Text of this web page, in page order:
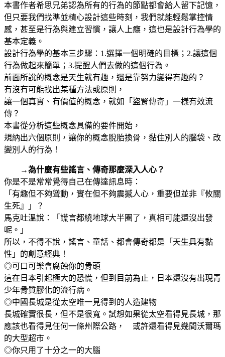
本書作者希思兄弟認為所有的行為的節點都會給人留下記憶，
但只要我們找準並精心設計這些時刻，我們就能輕鬆掌控情
感，甚至是行為與建立習慣，讓人上癮，這也是設計行為學的
基本定義。
設計行為學的基本三步驟：1.選擇一個明確的目標；2.讓這個
行為做起來簡單；3.提醒人們去做的這個行為。
前面所說的概念是天生就有趣，還是靠努力變得有趣的？
有沒有可能找出某種方法或原則，
讓一個真實、有價值的概念，就如「盜腎傳奇」一樣有效流
傳？
本書從分析這些概念具備的要件開始，
規納出六個原則，讓你的概念脫胎換骨，黏住別人的腦袋、改
變別人的行為！
→為什麼有些謠言、傳奇那麼深入人心？
你是不是常常覺得自己在傳達訊息時：
「有趣但不夠聳動，實在但不夠震撼人心，重要但並非『攸關
生死』」？
馬克吐溫說：「謊言都繞地球大半圈了，真相可能還沒出發
呢。」
所以，不得不說，謠言、童話、都會傳奇都是「天生具有黏
性」的創意經典！
◎可口可樂會腐蝕你的骨頭
這在日本引起極大的恐慌，但到目前為止，日本還沒有出現青
少年骨質膠化的流行病。
◎中國長城是從太空唯一見得到的人造建物
長城確實很長，但不是很寬。試想如果從太空看得見長城，那
應該也看得見任何一條州際公路， 或許還看得見幾間沃爾瑪
的大型超市。
◎你只用了十分之一的大腦